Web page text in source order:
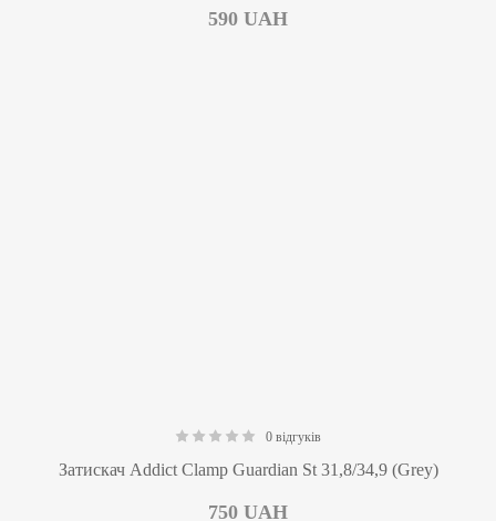
590 UAH
0 відгуків
Затискач Addict Clamp Guardian St 31,8/34,9 (Grey)
750 UAH